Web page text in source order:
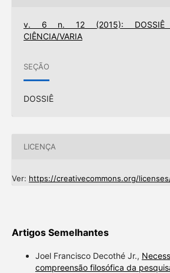
v. 6 n. 12 (2015): DOSSIÊ
CIÊNCIA/VARIA
SEÇÃO
DOSSIÊ
LICENÇA
Ver: https://creativecommons.org/
Artigos Semelhantes
Joel Francisco Decothé Jr.,
compreensão filosófica da